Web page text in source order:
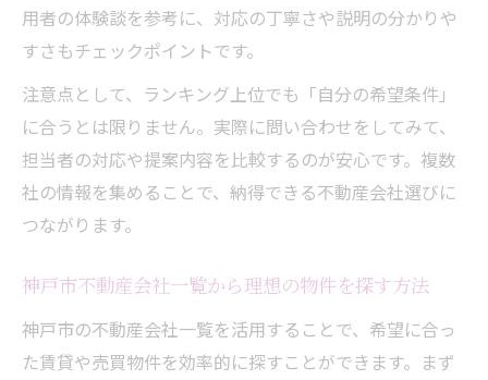
安心賃貸探しに役立つ神戸の比較ポイント
不動産賃貸サイトを利用する際の重要チェ
ック項目
神戸市の物件情報を比較する具体的な基準
とは
不動産会社ランキングが示す安心できる選
び方
解説
レトロ物件や最新賃貸情報の見極めポイン
ト
用者の体験談を参考に、対応の丁寧さや説明の分かりや
すさもチェックポイントです。
注意点として、ランキング上位でも「自分の希望条件」
に合うとは限りません。実際に問い合わせをしてみて、
担当者の対応や提案内容を比較するのが安心です。複数
社の情報を集めることで、納得できる不動産会社選びに
つながります。
神戸市不動産会社一覧から理想の物件を探す方法
神戸市の不動産会社一覧を活用することで、希望に合っ
た賃貸や売買物件を効率的に探すことができます。まず